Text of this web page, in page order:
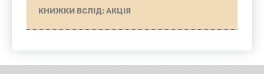
КНИЖКИ ВСЛІД: АКЦІЯ